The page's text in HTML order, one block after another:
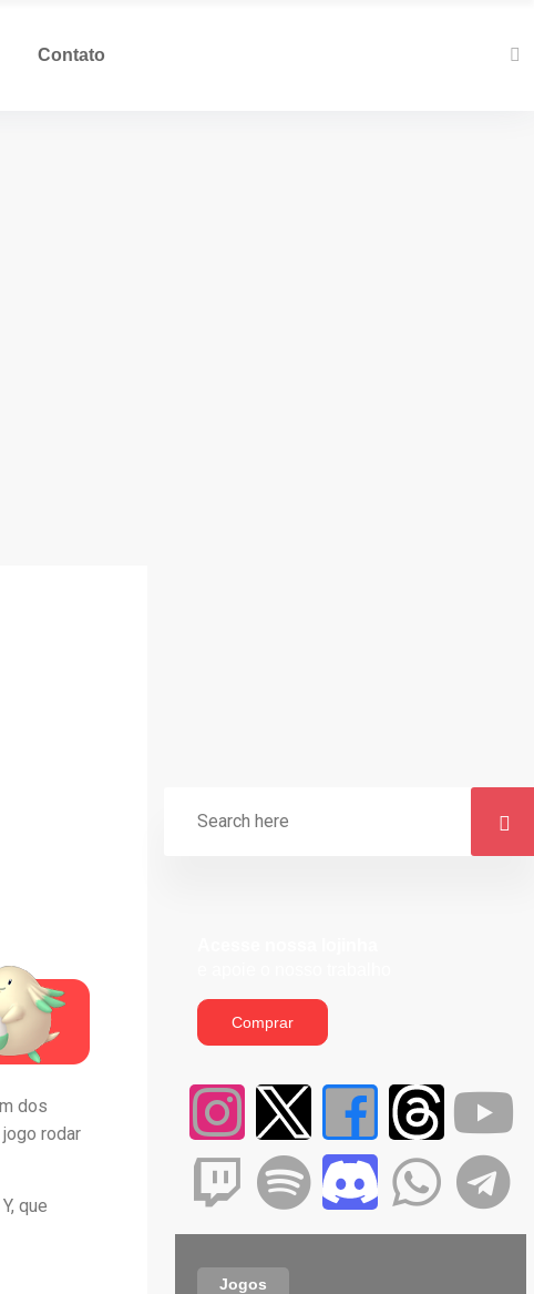
Contato
dos
rodar
que
Comprar
Jogos